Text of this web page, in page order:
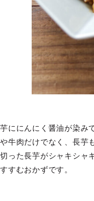
ににんにく醤油が染み
牛肉だけでなく、長芋
った長芋がシャキシャ
すむおかずです。